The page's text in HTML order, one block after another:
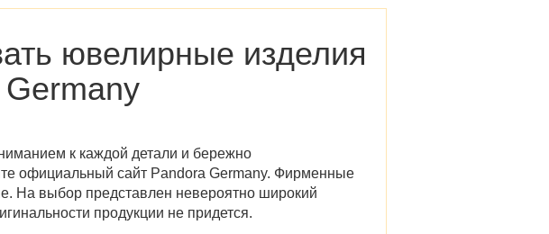
ювелирные изделия
к каждой детали и бережно
официальный сайт Pandora Germany. Фирменные
На выбор представлен невероятно широкий
продукции не придется.